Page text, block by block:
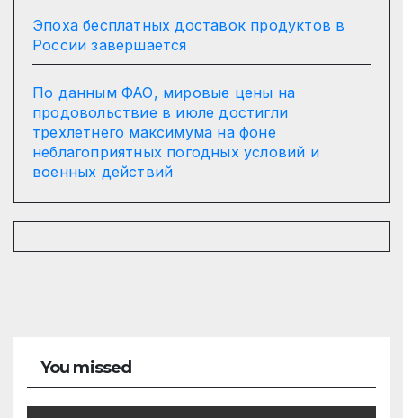
Эпоха бесплатных доставок продуктов в
России завершается
По данным ФАО, мировые цены на
продовольствие в июле достигли
трехлетнего максимума на фоне
неблагоприятных погодных условий и
военных действий
You missed